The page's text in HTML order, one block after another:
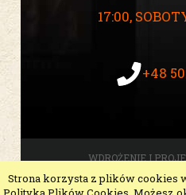
Strona korzysta z plików cookies
17:00,
+48
WDROŻENIE I
pokaż pełną